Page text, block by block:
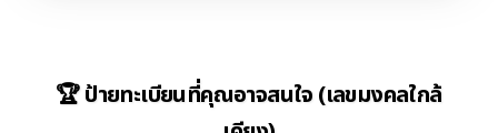
🏆 ป้ายทะเบียนที่คุณอาจสนใจ (เลขมงคลใกล้